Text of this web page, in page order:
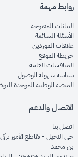
روابط مهمة
البيانات المفتوحةwindow
الأسئلة الشائعةwindow
علاقات الموردينwindow
خريطة الموقعnew window
المنافسات العامةwindow
سياسة سهولة الوصول
المنصة الوطنية الموحدة
الاتصال والدعم
اتصل بنا
حي النخيل - تقاطع الأمير
بن محمد